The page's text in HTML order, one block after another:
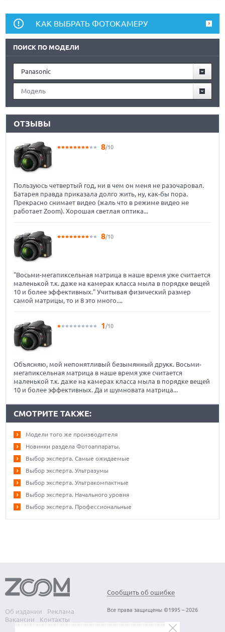
КАК ВЫБРАТЬ ФОТОКАМЕРУ
ПОИСК ПО МОДЕЛИ
Panasonic
Модель
ОТЗЫВЫ
8/10
Пользуюсь четвертый год, ни в чем он меня не разочаровал.
Батарея правда приказала долго жить, ну, как-бы пора.
Прекрасно снимает видео (жаль что в режиме видео не
работает Zoom). Хорошая светлая оптика...
8/10
"Восьми-мегапиксельная матрица в наше время уже считается
маленькой т.к. даже на камерах класса мыла в порядке вещей
10 и более эффективных." Учитывая физический размер
самой матрицы, то и 8 это много....
1/10
Объясняю, мой непонятливый безымянный друкк. Восьми-
мегапиксельная матрица в наше время уже считается
маленькой т.к. даже на камерах класса мыла в порядке вещей
10 и более эффективных. Да и шумновата матрица...
СМОТРИТЕ ТАКЖЕ:
Модели того же производителя
Новинки раздела Фотоаппараты.
Выбор эксперта. Самые ожидаемые
Выбор эксперта. Ультразумы
Выбор эксперта. Ультракомпактные
Выбор эксперта. Начального уровня
Выбор эксперта. Профессиональные
Об издании
Реклама
Вакансии
Контакты
Сообщить об ошибке
Все права защищены ©1995 – 2026